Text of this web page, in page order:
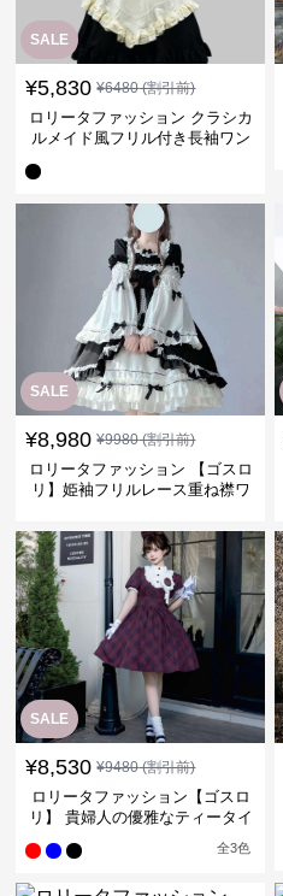
SALE
¥5,830 ¥6480(割引前)
ロリータファッション クラシカ
ルメイド風フリル付き長袖ワン
SALE
¥8,980 ¥9980(割引前)
ロリータファッション 【ゴスロ
リ】姫袖フリルレース重ね襟ワ
SALE
¥8,530 ¥9480(割引前)
ロリータファッション【ゴスロ
リ】 貴婦人の優雅なティータイ
全3色